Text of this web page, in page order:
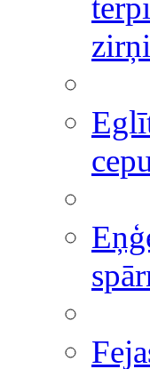
zirņi